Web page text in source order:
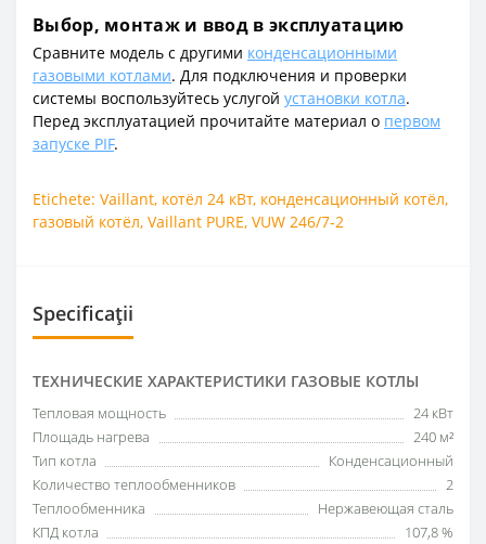
Выбор, монтаж и ввод в эксплуатацию
Сравните модель с другими конденсационными
газовыми котлами. Для подключения и проверки
системы воспользуйтесь услугой установки котла.
Перед эксплуатацией прочитайте материал о первом
запуске PIF.
Etichete: Vaillant, котёл 24 кВт, конденсационный котёл,
газовый котёл, Vaillant PURE, VUW 246/7-2
Specificații
ТЕХНИЧЕСКИЕ ХАРАКТЕРИСТИКИ ГАЗОВЫЕ КОТЛЫ
Тепловая мощность
24 кВт
Площадь нагрева
240 м²
Тип котла
Конденсационный
Количество теплообменников
2
Теплообменника
Нержавеющая сталь
КПД котла
107,8 %